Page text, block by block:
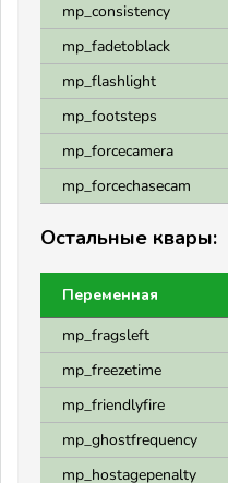
mp_consistency
mp_fadetoblack
mp_flashlight
mp_footsteps
mp_forcecamera
mp_forcechasecam
Остальные квары:
Переменная
mp_fragsleft
mp_freezetime
mp_friendlyfire
mp_ghostfrequency
mp_hostagepenalty